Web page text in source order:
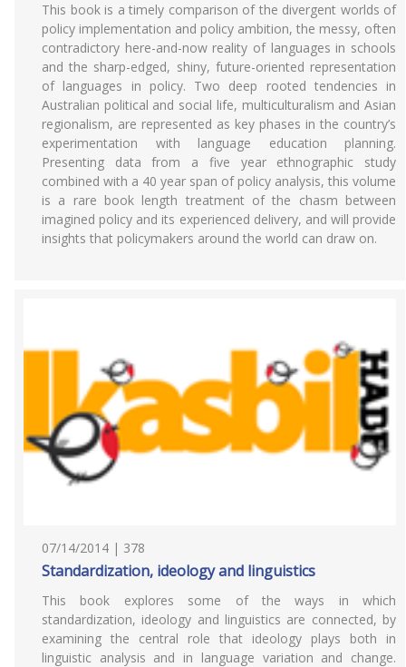
This book is a timely comparison of the divergent worlds of
policy implementation and policy ambition, the messy, often
contradictory here-and-now reality of languages in schools
and the sharp-edged, shiny, future-oriented representation
of languages in policy. Two deep rooted tendencies in
Australian political and social life, multiculturalism and Asian
regionalism, are represented as key phases in the country’s
experimentation with language education planning.
Presenting data from a five year ethnographic study
combined with a 40 year span of policy analysis, this volume
is a rare book length treatment of the chasm between
imagined policy and its experienced delivery, and will provide
insights that policymakers around the world can draw on.
07/14/2014 | 378
Standardization, ideology and linguistics
This book explores some of the ways in which
standardization, ideology and linguistics are connected, by
examining the central role that ideology plays both in
linguistic analysis and in language variation and change.